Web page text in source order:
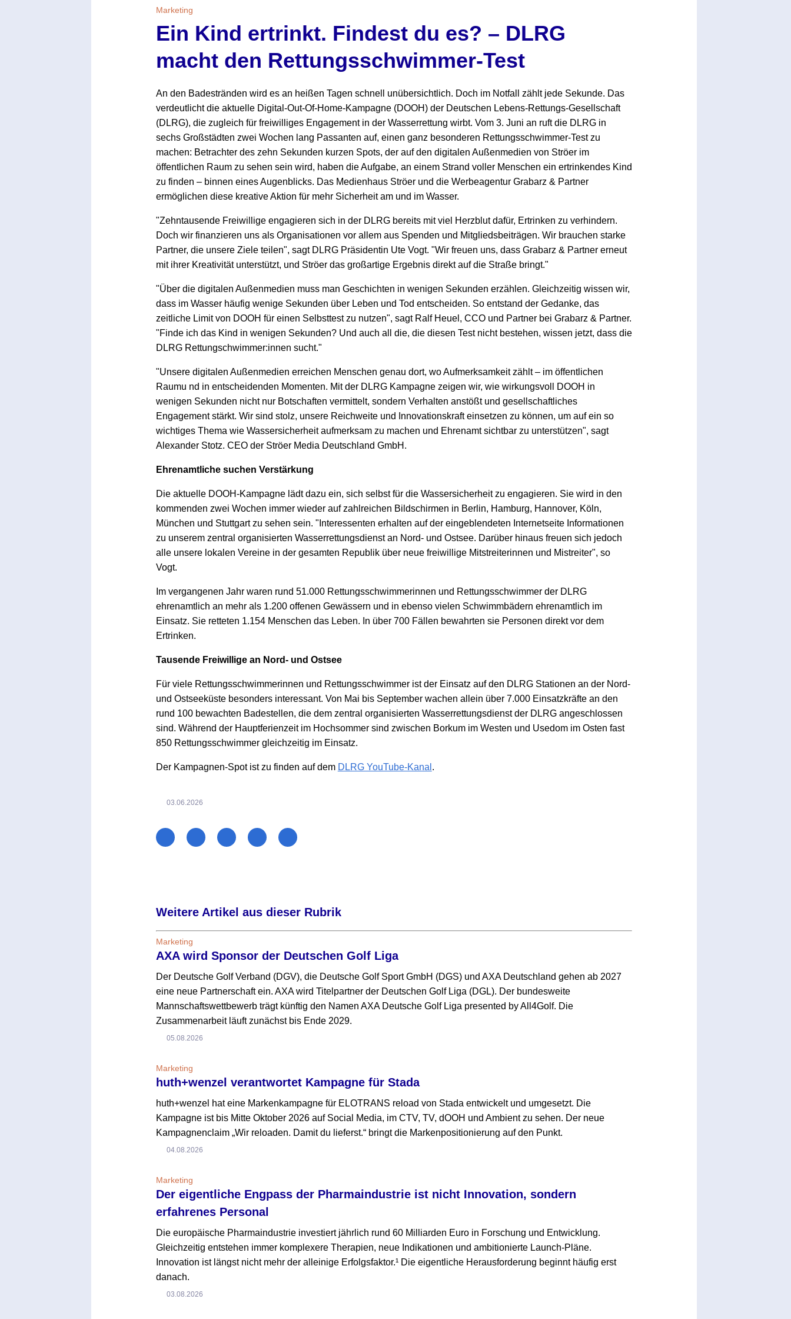
Marketing
Ein Kind ertrinkt. Findest du es? – DLRG
macht den Rettungsschwimmer-Test
An den Badestränden wird es an heißen Tagen schnell unübersichtlich. Doch im Notfall zählt jede Sekunde. Das
verdeutlicht die aktuelle Digital-Out-Of-Home-Kampagne (DOOH) der Deutschen Lebens-Rettungs-Gesellschaft
(DLRG), die zugleich für freiwilliges Engagement in der Wasserrettung wirbt. Vom 3. Juni an ruft die DLRG in
sechs Großstädten zwei Wochen lang Passanten auf, einen ganz besonderen Rettungsschwimmer-Test zu
machen: Betrachter des zehn Sekunden kurzen Spots, der auf den digitalen Außenmedien von Ströer im
öffentlichen Raum zu sehen sein wird, haben die Aufgabe, an einem Strand voller Menschen ein ertrinkendes Kind
zu finden – binnen eines Augenblicks. Das Medienhaus Ströer und die Werbeagentur Grabarz & Partner
ermöglichen diese kreative Aktion für mehr Sicherheit am und im Wasser.
"Zehntausende Freiwillige engagieren sich in der DLRG bereits mit viel Herzblut dafür, Ertrinken zu verhindern.
Doch wir finanzieren uns als Organisationen vor allem aus Spenden und Mitgliedsbeiträgen. Wir brauchen starke
Partner, die unsere Ziele teilen", sagt DLRG Präsidentin Ute Vogt. "Wir freuen uns, dass Grabarz & Partner erneut
mit ihrer Kreativität unterstützt, und Ströer das großartige Ergebnis direkt auf die Straße bringt."
"Über die digitalen Außenmedien muss man Geschichten in wenigen Sekunden erzählen. Gleichzeitig wissen wir,
dass im Wasser häufig wenige Sekunden über Leben und Tod entscheiden. So entstand der Gedanke, das
zeitliche Limit von DOOH für einen Selbsttest zu nutzen", sagt Ralf Heuel, CCO und Partner bei Grabarz & Partner.
"Finde ich das Kind in wenigen Sekunden? Und auch all die, die diesen Test nicht bestehen, wissen jetzt, dass die
DLRG Rettungschwimmer:innen sucht."
"Unsere digitalen Außenmedien erreichen Menschen genau dort, wo Aufmerksamkeit zählt – im öffentlichen
Raumu nd in entscheidenden Momenten. Mit der DLRG Kampagne zeigen wir, wie wirkungsvoll DOOH in
wenigen Sekunden nicht nur Botschaften vermittelt, sondern Verhalten anstößt und gesellschaftliches
Engagement stärkt. Wir sind stolz, unsere Reichweite und Innovationskraft einsetzen zu können, um auf ein so
wichtiges Thema wie Wassersicherheit aufmerksam zu machen und Ehrenamt sichtbar zu unterstützen", sagt
Alexander Stotz. CEO der Ströer Media Deutschland GmbH.
Ehrenamtliche suchen Verstärkung
Die aktuelle DOOH-Kampagne lädt dazu ein, sich selbst für die Wassersicherheit zu engagieren. Sie wird in den
kommenden zwei Wochen immer wieder auf zahlreichen Bildschirmen in Berlin, Hamburg, Hannover, Köln,
München und Stuttgart zu sehen sein. "Interessenten erhalten auf der eingeblendeten Internetseite Informationen
zu unserem zentral organisierten Wasserrettungsdienst an Nord- und Ostsee. Darüber hinaus freuen sich jedoch
alle unsere lokalen Vereine in der gesamten Republik über neue freiwillige Mitstreiterinnen und Mistreiter", so
Vogt.
Im vergangenen Jahr waren rund 51.000 Rettungsschwimmerinnen und Rettungsschwimmer der DLRG
ehrenamtlich an mehr als 1.200 offenen Gewässern und in ebenso vielen Schwimmbädern ehrenamtlich im
Einsatz. Sie retteten 1.154 Menschen das Leben. In über 700 Fällen bewahrten sie Personen direkt vor dem
Ertrinken.
Tausende Freiwillige an Nord- und Ostsee
Für viele Rettungsschwimmerinnen und Rettungsschwimmer ist der Einsatz auf den DLRG Stationen an der Nord-
und Ostseeküste besonders interessant. Von Mai bis September wachen allein über 7.000 Einsatzkräfte an den
rund 100 bewachten Badestellen, die dem zentral organisierten Wasserrettungsdienst der DLRG angeschlossen
sind. Während der Hauptferienzeit im Hochsommer sind zwischen Borkum im Westen und Usedom im Osten fast
850 Rettungsschwimmer gleichzeitig im Einsatz.
Der Kampagnen-Spot ist zu finden auf dem DLRG YouTube-Kanal .
03.06.2026
Weitere Artikel aus dieser Rubrik
Marketing
AXA wird Sponsor der Deutschen Golf Liga
Der Deutsche Golf Verband (DGV), die Deutsche Golf Sport GmbH (DGS) und AXA Deutschland gehen ab 2027
eine neue Partnerschaft ein. AXA wird Titelpartner der Deutschen Golf Liga (DGL). Der bundesweite
Mannschaftswettbewerb trägt künftig den Namen AXA Deutsche Golf Liga presented by All4Golf. Die
Zusammenarbeit läuft zunächst bis Ende 2029.
05.08.2026
Marketing
huth+wenzel verantwortet Kampagne für Stada
huth+wenzel hat eine Markenkampagne für ELOTRANS reload von Stada entwickelt und umgesetzt. Die
Kampagne ist bis Mitte Oktober 2026 auf Social Media, im CTV, TV, dOOH und Ambient zu sehen. Der neue
Kampagnenclaim „Wir reloaden. Damit du lieferst.“ bringt die Markenpositionierung auf den Punkt.
04.08.2026
Marketing
Der eigentliche Engpass der Pharmaindustrie ist nicht Innovation, sondern
erfahrenes Personal
Die europäische Pharmaindustrie investiert jährlich rund 60 Milliarden Euro in Forschung und Entwicklung.
Gleichzeitig entstehen immer komplexere Therapien, neue Indikationen und ambitionierte Launch-Pläne.
Innovation ist längst nicht mehr der alleinige Erfolgsfaktor.¹ Die eigentliche Herausforderung beginnt häufig erst
danach.
03.08.2026